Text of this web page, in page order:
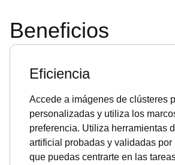
Beneficios
Eficiencia
Accede a imágenes de clústeres
personalizadas y utiliza los
preferencia. Utiliza herramientas
artificial probadas y validadas por
que puedas centrarte en las